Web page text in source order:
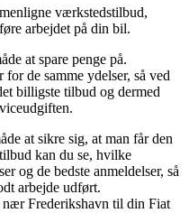
værkstedstilbud,
arbejdet på din bil.
at spare penge på.
de samme ydelser, så ved
billigste tilbud og dermed
at sikre sig, at man får den
kan du se, hvilke
og de bedste anmeldelser, så
arbejde udført.
Frederikshavn til din Fiat